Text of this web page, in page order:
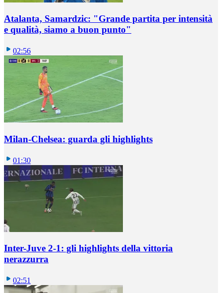
Atalanta, Samardzic: "Grande partita per intensità
e qualità, siamo a buon punto"
02:56
Milan-Chelsea: guarda gli highlights
01:30
Inter-Juve 2-1: gli highlights della vittoria
nerazzurra
02:51